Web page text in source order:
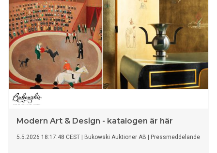
Modern Art & Design - katalogen är här
5.5.2026 18:17:48 CEST Bukowski Auktioner AB Pressmeddelande